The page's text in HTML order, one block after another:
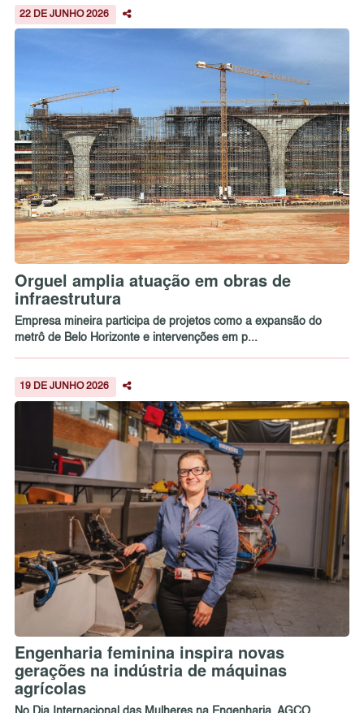
22 DE JUNHO 2026
Orguel amplia atuação em obras de
infraestrutura
Empresa mineira participa de projetos como a expansão do
metrô de Belo Horizonte e intervenções em p...
19 DE JUNHO 2026
Engenharia feminina inspira novas
gerações na indústria de máquinas
agrícolas